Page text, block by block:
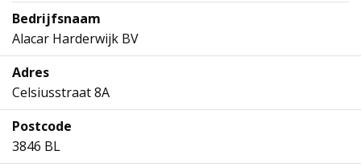
Bedrijfsnaam
Alacar Harderwijk BV
Adres
Celsiusstraat 8A
Postcode
3846 BL